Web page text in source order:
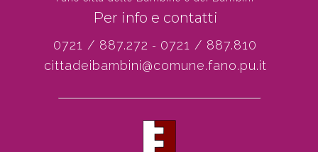
Per info e contatti
0721 / 887.272 - 0721 / 887.810
cittadeibambini@comune.fano.pu.it